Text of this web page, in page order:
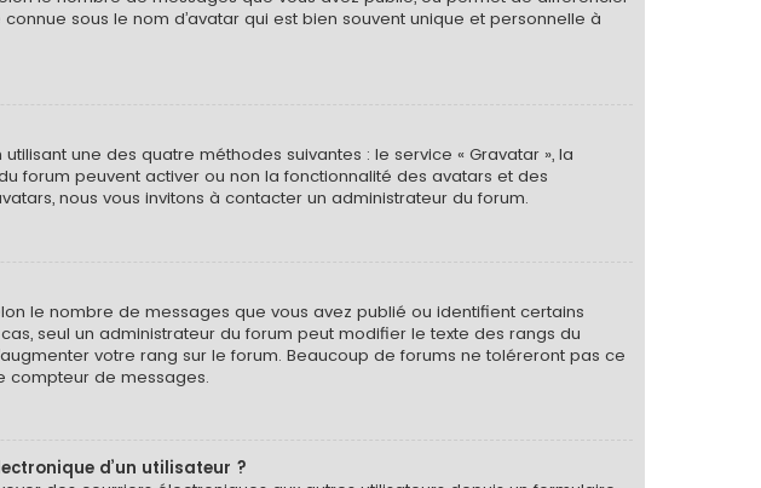
sous le nom d’avatar qui est bien souvent unique et personnelle à
une des quatre méthodes suivantes : le service « Gravatar », la
forum peuvent activer ou non la fonctionnalité des avatars et des
nous vous invitons à contacter un administrateur du forum.
le nombre de messages que vous avez publié ou identifient certains
seul un administrateur du forum peut modifier le texte des rangs du
votre rang sur le forum. Beaucoup de forums ne toléreront pas ce
compteur de messages.
d’un utilisateur ?